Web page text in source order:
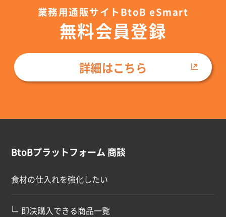
業務用通販サイトBtoB eSmart
無料会員登録
詳細はこちら
BtoBプラットフォーム 商談
食材の仕入れを強化したい
∟ 即決購入できる商品一覧